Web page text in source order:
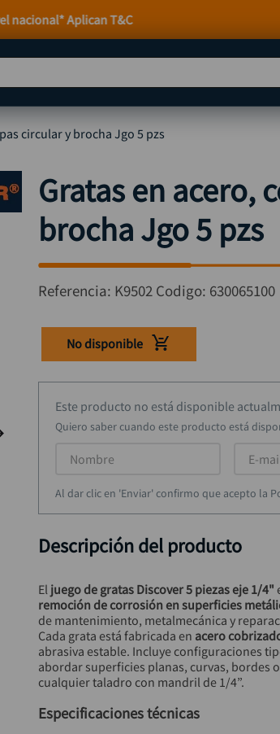
personalizada por WhatsApp
circular y brocha Jgo 5 pzs
Gratas en acero,
brocha Jgo 5 pzs
Referencia: K9502 Codigo: 630065100
No disponible
Este producto no está disponible
Quiero saber cuando este producto está
Al dar clic en 'Enviar' confirmo que acepto la
Descripción del producto
El juego de gratas Discover 5 piezas eje 1/4"
remoción de corrosión en superficies
de mantenimiento, metalmecánica y
Cada grata está fabricada en acero
abrasiva estable. Incluye configuraciones
abordar superficies planas, curvas, bordes
cualquier taladro con mandril de 1/4”.
Especificaciones técnicas